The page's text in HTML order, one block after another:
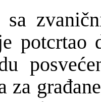
sa
potcrtao
za